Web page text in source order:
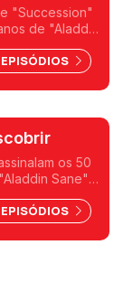
"Succession"
de "Aladdin
a conversa
os 50
Sane" e
Bowie que
atenções.